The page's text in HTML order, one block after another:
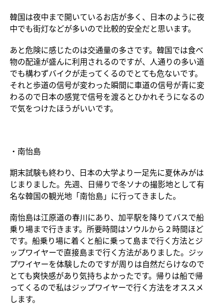
韓国は夜中まで開いているお店が多く、日本のように夜
中でも街灯などが多いので比較的安全だと思います。
あと危険に感じたのは交通量の多さです。韓国では食べ
物の配達が盛んに利用されるのですが、人通りの多い道
でも構わずバイクが走ってくるのでとても危ないです。
それと歩道の信号が変わった瞬間に車道の信号が青に変
わるので日本の感覚で信号を渡るとひかれそうになるの
で気をつけたほうがいいです。
・南怡島
期末試験も終わり、日本の大学より一足先に夏休みがは
じまりました。先週、日帰りで冬ソナの撮影地として有
名な韓国の観光地「南怡島」に行ってきました。
南怡島は江原道の春川にあり、加平駅を降りてバスで船
乗り場まで行きます。所要時間はソウルから２時間ほど
です。船乗り場に着くと船に乗って島まで行く方法とジ
ップワイヤーで直接島まで行く方法がありました。ジッ
プワイヤーを体験したのですが周りは自然だらけなので
とても爽快感があり気持ちよかったです。帰りは船で帰
ってくるので私はジップワイヤーで行く方法をオススメ
します。